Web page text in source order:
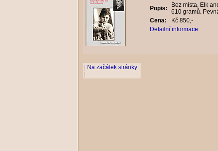
Popis:
Bez místa, Elk
610 gramů.
Cena:
Kč 850,-
Detailní informace
Na začátek stránky